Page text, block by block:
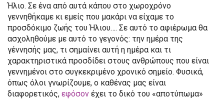
Ήλιο. Σε ένα από αυτά κάπου στο χωροχρόνο
γεννηθήκαμε κι εμείς που μακάρι να είχαμε το
προσδόκιμο ζωής του Ήλιου…. Σε αυτό το αφιέρωμα θα
ασχοληθούμε με αυτό το γεγονός: την ημέρα της
γέννησής μας, τι σημαίνει αυτή η ημέρα και τι
χαρακτηριστικά προσδίδει στους ανθρώπους που είναι
γεννημένοι στο συγκεκριμένο χρονικό σημείο. Φυσικά,
όπως όλοι γνωρίζουμε, ο καθένας μας είναι
διαφορετικός, εφόσον έχει το δικό του «αποτύπωμα»